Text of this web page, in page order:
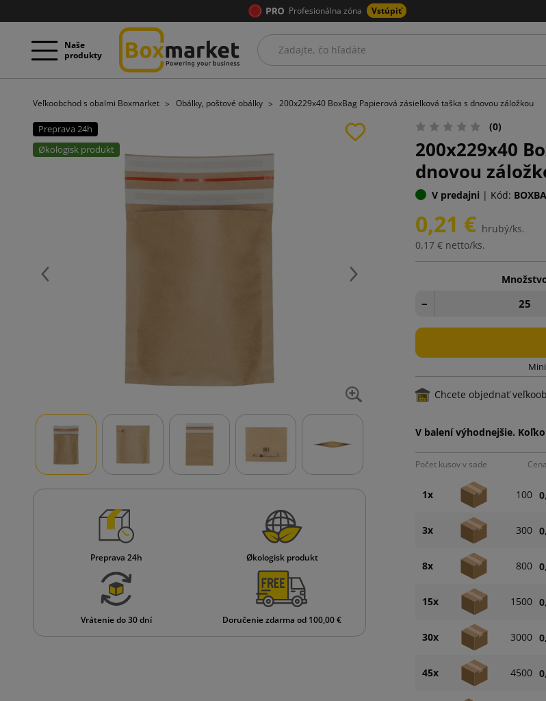
Profesionálna zóna Vstúpiť
Naše
produkty
Veľkoobchod s obalmi Boxmarket Obálky, poštové obálky 200x229x40 BoxBag Papierová zásielková taška s dnovou záložkou
Preprava 24h
Økologisk produkt
Späť Ďalej
Preprava 24h Økologisk produkt
Vrátenie do 30 dní Doručenie zdarma od 100,00 €
(0)
200x229x40
dnovou
V predajni | Kód:
0,21 € hrubý/ks.
0,17 € netto/ks.
−
Chcete objednať
V balení výhodnejšie.
Počet kusov v sade
1x 100
3x 300
8x 800
15x 1500
30x 3000
45x 4500